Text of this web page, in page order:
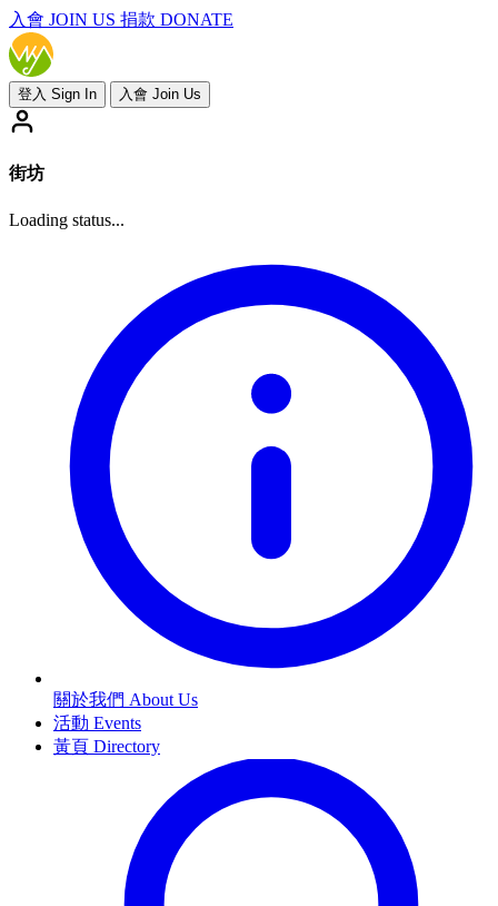
入會 JOIN US 捐款 DONATE
登入 Sign In 入會 Join Us
街坊
Loading status...
關於我們 About Us
活動 Events
黃頁 Directory